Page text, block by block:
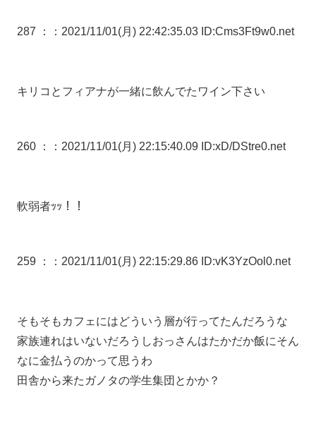
287 ： ：2021/11/01(月) 22:42:35.03 ID:Cms3Ft9w0.net
キリコとフィアナが一緒に飲んでたワイン下さい
260 ： ：2021/11/01(月) 22:15:40.09 ID:xD/DStre0.net
軟弱者ｯｯ！！
259 ： ：2021/11/01(月) 22:15:29.86 ID:vK3YzOol0.net
そもそもカフェにはどういう層が行ってたんだろうな
家族連れはいないだろうしおっさんはたかだか飯にそん
なに金払うのかって思うわ
田舎から来たガノタの学生集団とかか？